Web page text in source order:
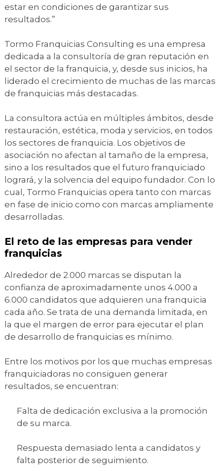
estar en condiciones de garantizar sus
resultados.”
Tormo Franquicias Consulting es una empresa
dedicada a la consultoría de gran reputación en
el sector de la franquicia, y, desde sus inicios, ha
liderado el crecimiento de muchas de las marcas
de franquicias más destacadas.
La consultora actúa en múltiples ámbitos, desde
restauración, estética, moda y servicios, en todos
los sectores de franquicia. Los objetivos de
asociación no afectan al tamaño de la empresa,
sino a los resultados que el futuro franquiciado
logrará, y la solvencia del equipo fundador. Con lo
cual, Tormo Franquicias opera tanto con marcas
en fase de inicio como con marcas ampliamente
desarrolladas.
El reto de las empresas para vender
franquicias
Alrededor de 2.000 marcas se disputan la
confianza de aproximadamente unos 4.000 a
6.000 candidatos que adquieren una franquicia
cada año. Se trata de una demanda limitada, en
la que el margen de error para ejecutar el plan
de desarrollo de franquicias es mínimo.
Entre los motivos por los que muchas empresas
franquiciadoras no consiguen generar
resultados, se encuentran:
Falta de dedicación exclusiva a la promoción
de su marca.
Respuesta demasiado lenta a candidatos y
falta posterior de seguimiento.